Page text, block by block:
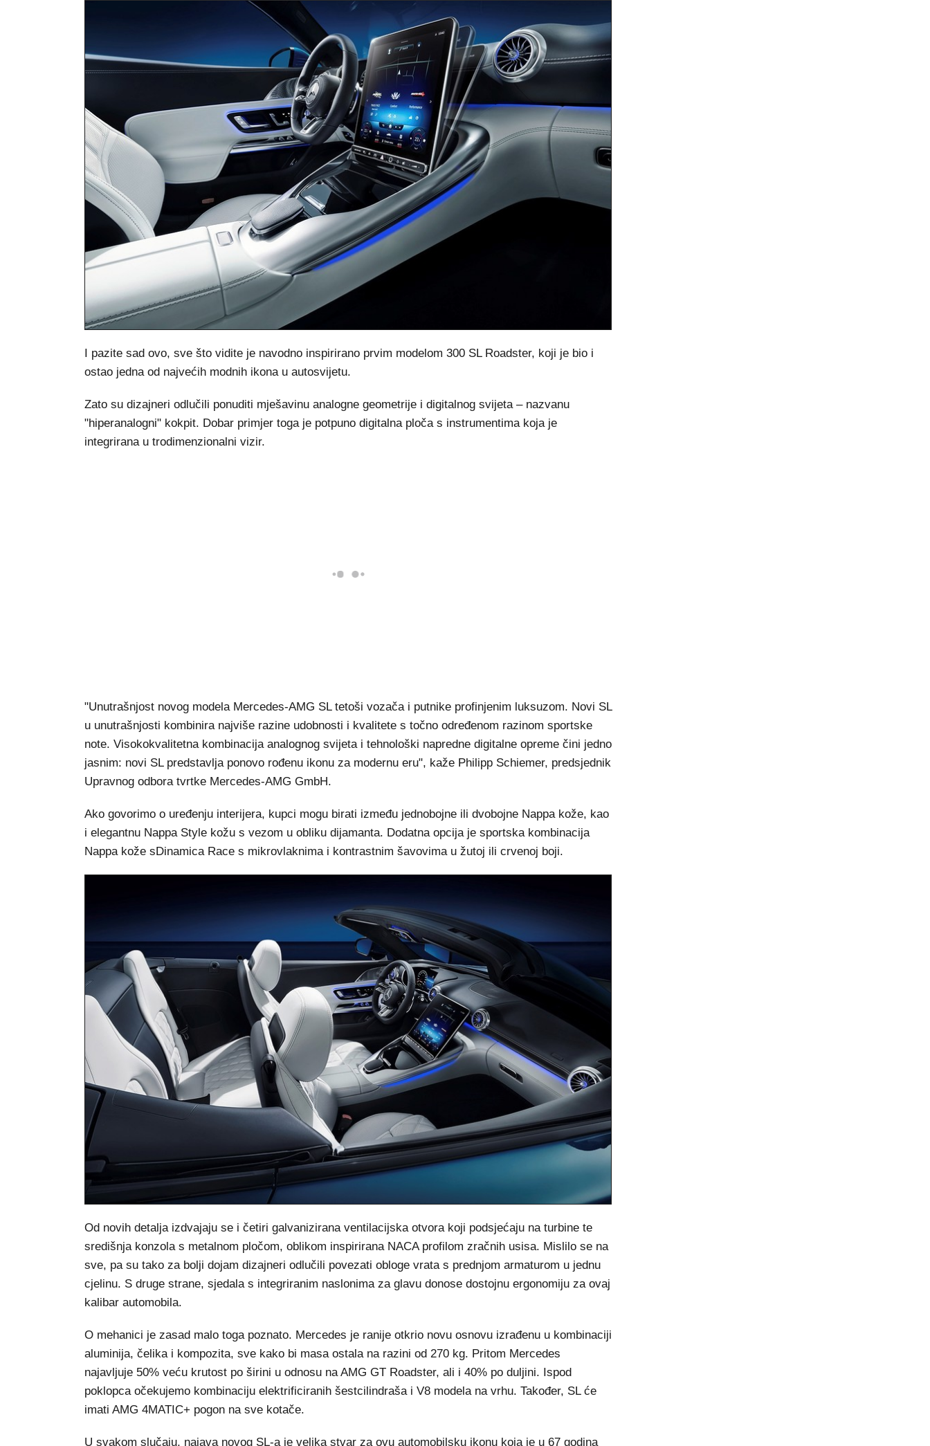
I pazite sad ovo, sve što vidite je navodno inspirirano prvim modelom 300 SL Roadster, koji je bio i
ostao jedna od najvećih modnih ikona u autosvijetu.
Zato su dizajneri odlučili ponuditi mješavinu analogne geometrije i digitalnog svijeta – nazvanu
"hiperanalogni" kokpit. Dobar primjer toga je potpuno digitalna ploča s instrumentima koja je
integrirana u trodimenzionalni vizir.
"Unutrašnjost novog modela Mercedes-AMG SL tetoši vozača i putnike profinjenim luksuzom. Novi SL
u unutrašnjosti kombinira najviše razine udobnosti i kvalitete s točno određenom razinom sportske
note. Visokokvalitetna kombinacija analognog svijeta i tehnološki napredne digitalne opreme čini jedno
jasnim: novi SL predstavlja ponovo rođenu ikonu za modernu eru", kaže Philipp Schiemer, predsjednik
Upravnog odbora tvrtke Mercedes-AMG GmbH.
Ako govorimo o uređenju interijera, kupci mogu birati između jednobojne ili dvobojne Nappa kože, kao
i elegantnu Nappa Style kožu s vezom u obliku dijamanta. Dodatna opcija je sportska kombinacija
Nappa kože sDinamica Race s mikrovlaknima i kontrastnim šavovima u žutoj ili crvenoj boji.
Od novih detalja izdvajaju se i četiri galvanizirana ventilacijska otvora koji podsjećaju na turbine te
središnja konzola s metalnom pločom, oblikom inspirirana NACA profilom zračnih usisa. Mislilo se na
sve, pa su tako za bolji dojam dizajneri odlučili povezati obloge vrata s prednjom armaturom u jednu
cjelinu. S druge strane, sjedala s integriranim naslonima za glavu donose dostojnu ergonomiju za ovaj
kalibar automobila.
O mehanici je zasad malo toga poznato. Mercedes je ranije otkrio novu osnovu izrađenu u kombinaciji
aluminija, čelika i kompozita, sve kako bi masa ostala na razini od 270 kg. Pritom Mercedes
najavljuje 50% veću krutost po širini u odnosu na AMG GT Roadster, ali i 40% po duljini. Ispod
poklopca očekujemo kombinaciju elektrificiranih šestcilindraša i V8 modela na vrhu. Također, SL će
imati AMG 4MATIC+ pogon na sve kotače.
U svakom slučaju, najava novog SL-a je velika stvar za ovu automobilsku ikonu koja je u 67 godina